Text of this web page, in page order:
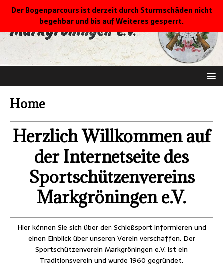
Der Bogenparcours ist derzeit durch Sturmschäden nicht
begehbar und bis auf Weiteres gesperrt.
Home
Herzlich Willkommen auf
der Internetseite des
Sportschützenvereins
Markgröningen e.V.
Hier können Sie sich über den Schießsport informieren und
einen Einblick über unseren Verein verschaffen. Der
Sportschützenverein Markgröningen e.V. ist ein
Traditionsverein und wurde 1960 gegründet.